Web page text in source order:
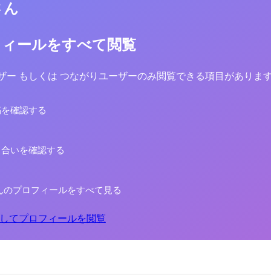
ん
ールをすべて閲覧
ー もしくは つながりユーザーのみ閲覧できる項目がありま
確認する
いを確認する
のプロフィールをすべて見る
てプロフィールを閲覧